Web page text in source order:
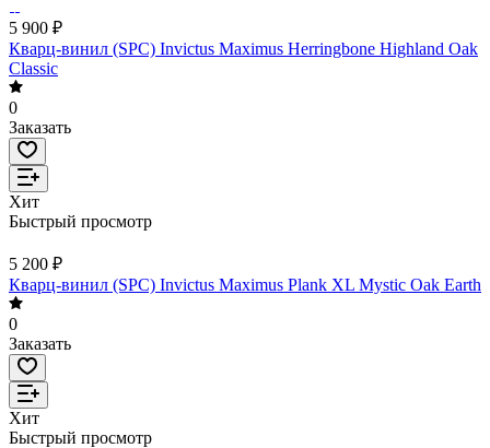
5 900 ₽
Кварц-винил (SPC) Invictus Maximus Herringbone Highland Oak
Classic
0
Заказать
Хит
Быстрый просмотр
5 200 ₽
Кварц-винил (SPC) Invictus Maximus Plank XL Mystic Oak Earth
0
Заказать
Хит
Быстрый просмотр